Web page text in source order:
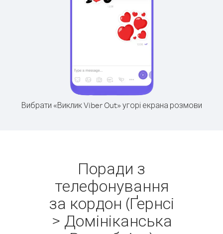
Вибрати «Виклик Viber Out» угорі екрана розмови
Поради з
телефонування
за кордон (Ґернсі
> Домініканська